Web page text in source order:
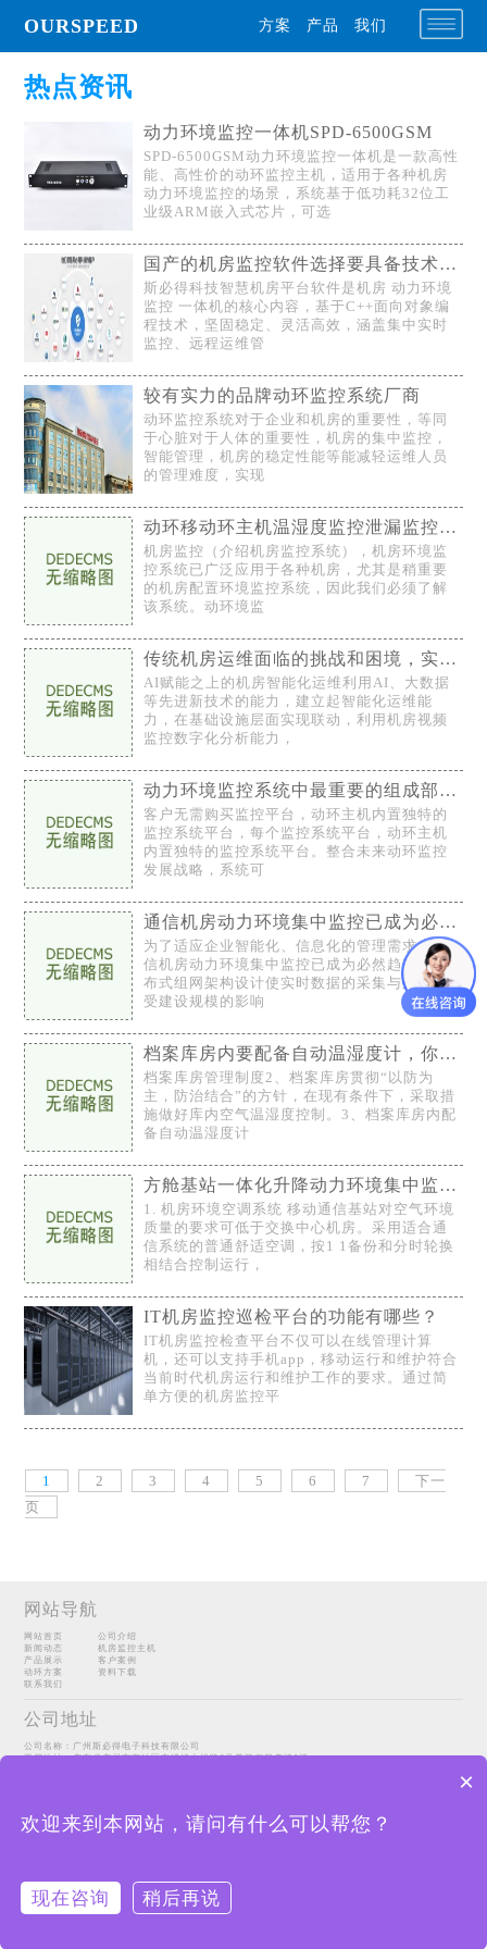
OURSPEED 方案 产品 我们
热点资讯
动力环境监控一体机SPD-6500GSM
SPD-6500GSM动力环境监控一体机是一款高性
能、高性价的动环监控主机，适用于各种机房
动力环境监控的场景，系统基于低功耗32位工
业级ARM嵌入式芯片，可选
国产的机房监控软件选择要具备技术研发的厂家
斯必得科技智慧机房平台软件是机房 动力环境
监控 一体机的核心内容，基于C++面向对象编
程技术，坚固稳定、灵活高效，涵盖集中实时
监控、远程运维管
较有实力的品牌动环监控系统厂商
动环监控系统对于企业和机房的重要性，等同
于心脏对于人体的重要性，机房的集中监控，
智能管理，机房的稳定性能等能减轻运维人员
的管理难度，实现
动环移动环主机温湿度监控泄漏监控门禁监控系统的应用
机房监控（介绍机房监控系统），机房环境监
控系统已广泛应用于各种机房，尤其是稍重要
的机房配置环境监控系统，因此我们必须了解
该系统。动环境监
传统机房运维面临的挑战和困境，实现机房智能化运维
AI赋能之上的机房智能化运维利用AI、大数据
等先进新技术的能力，建立起智能化运维能
力，在基础设施层面实现联动，利用机房视频
监控数字化分析能力，
动力环境监控系统中最重要的组成部分在各个地方都很重要
客户无需购买监控平台，动环主机内置独特的
监控系统平台，每个监控系统平台，动环主机
内置独特的监控系统平台。整合未来动环监控
发展战略，系统可
通信机房动力环境集中监控已成为必然趋势
为了适应企业智能化、信息化的管理需求，通
信机房动力环境集中监控已成为必然趋势。分
布式组网架构设计使实时数据的采集与处理不
受建设规模的影响
档案库房内要配备自动温湿度计，你知道吗？！
档案库房管理制度2、档案库房贯彻“以防为
主，防治结合”的方针，在现有条件下，采取措
施做好库内空气温湿度控制。3、档案库房内配
备自动温湿度计
方舱基站一体化升降动力环境集中监控系统
1. 机房环境空调系统 移动通信基站对空气环境
质量的要求可低于交换中心机房。采用适合通
信系统的普通舒适空调，按1 1备份和分时轮换
相结合控制运行，
IT机房监控巡检平台的功能有哪些？
IT机房监控检查平台不仅可以在线管理计算
机，还可以支持手机app，移动运行和维护符合
当前时代机房运行和维护工作的要求。通过简
单方便的机房监控平
1 2 3 4 5 6 7
下一
页
网站导航
网站首页
公司介绍
新闻动态
机房监控主机
产品展示
客户案例
动环方案
资料下载
联系我们
公司地址
公司名称：广州斯必得电子科技有限公司
工厂地址：广东省广州市南沙区东涌镇吉祥路6号美顺假日广场6楼
联系方式
×
欢迎来到本网站，请问有什么可以帮您？
现在咨询 稍后再说